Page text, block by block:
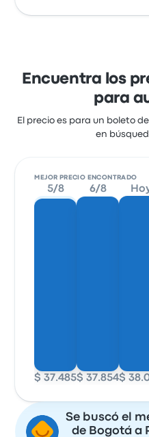
Encuentra los
para
El precio es para un boleto
en
MEJOR PRECIO ENCONTRADO
5/8
$ 37.485
6/8
$ 37.854$
Se buscó el
de Bogotá a